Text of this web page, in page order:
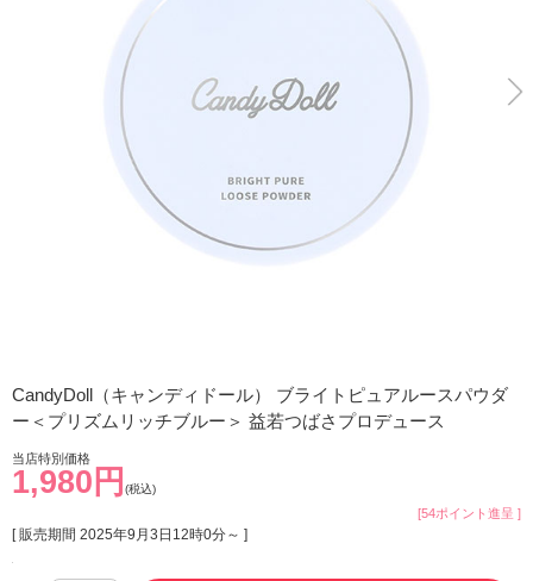
CandyDoll（キャンディドール） ブライトピュアルースパウダ
ー＜プリズムリッチブルー＞ 益若つばさプロデュース
当店特別価格
1,980円 (税込)
[54ポイント進呈 ]
[ 販売期間 2025年9月3日12時0分～ ]